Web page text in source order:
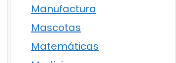
Manufactura
Mascotas
Matemáticas